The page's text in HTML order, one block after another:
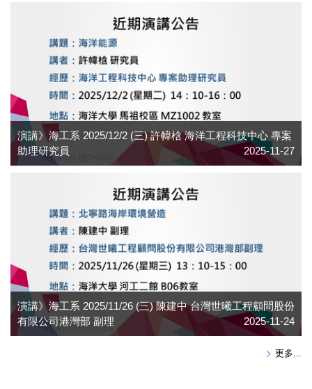
演講》海工系 2025/12/2 (三) 許幃梒 海洋工程科技中心 專案
助理研究員
2025-11-27
演講》海工系 2025/11/26 (三) 陳建中 台灣世曦工程顧問股份
有限公司港灣部 副理
2025-11-24
更多...